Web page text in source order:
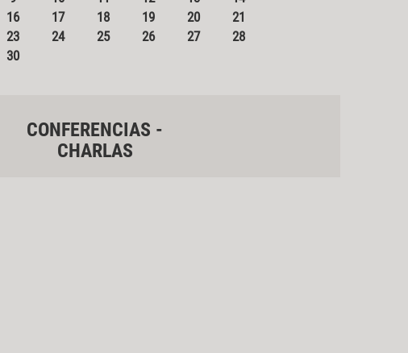
16 17 18 19 20
21
23 24 25 26 27
28
30
CONFERENCIAS -
CHARLAS